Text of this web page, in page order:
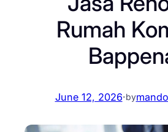
Rumah
June 12, 2026·by